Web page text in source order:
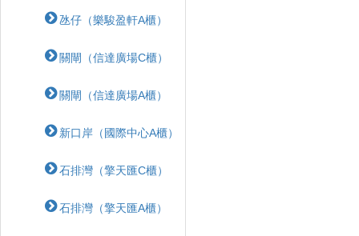
氹仔（樂駿盈軒A櫃）
關閘（信達廣場C櫃）
關閘（信達廣場A櫃）
新口岸（國際中心A櫃）
石排灣（擎天匯C櫃）
石排灣（擎天匯A櫃）